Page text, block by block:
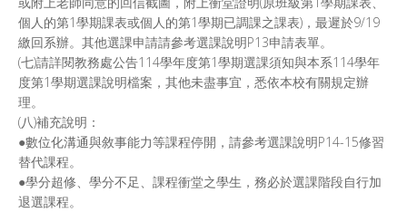
個人的第1學期課表或個人的第1學期已調課之課表)，最遲於9/19
繳回系辦。其他選課申請請參考選課說明P13申請表單。
(七)請詳閱教務處公告114學年度第1學期選課須知與本系114學年
度第1學期選課說明檔案，其他未盡事宜，悉依本校有關規定辦
理。
(八)補充說明：
●數位化溝通與敘事能力等課程停開，請參考選課說明P14-15修習
替代課程。
●學分超修、學分不足、課程衝堂之學生，務必於選課階段自行加
退選課程。